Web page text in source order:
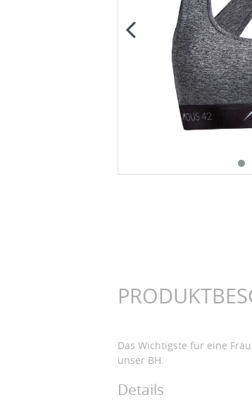
Das Wichtigste für eine
unser BH.
Details